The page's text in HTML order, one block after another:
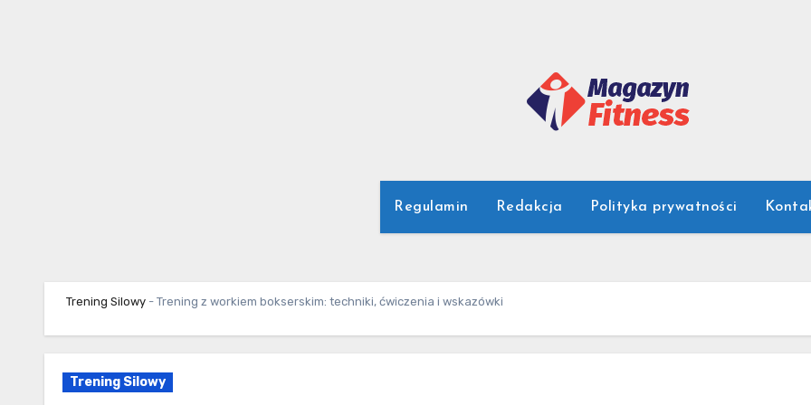
Regulamin Redakcja Polityka prywatności
Trening Silowy - Trening z workiem bokserskim: techniki, ćwiczenia i wskazówki
Trening Silowy